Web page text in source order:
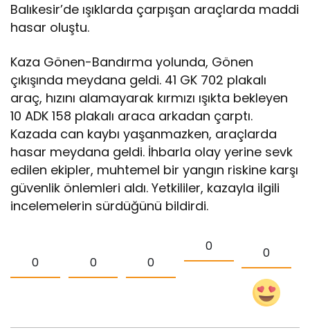
Balıkesir’de ışıklarda çarpışan araçlarda maddi
hasar oluştu.
Kaza Gönen-Bandırma yolunda, Gönen
çıkışında meydana geldi. 41 GK 702 plakalı
araç, hızını alamayarak kırmızı ışıkta bekleyen
10 ADK 158 plakalı araca arkadan çarptı.
Kazada can kaybı yaşanmazken, araçlarda
hasar meydana geldi. İhbarla olay yerine sevk
edilen ekipler, muhtemel bir yangın riskine karşı
güvenlik önlemleri aldı. Yetkililer, kazayla ilgili
incelemelerin sürdüğünü bildirdi.
0 0 0
0 0